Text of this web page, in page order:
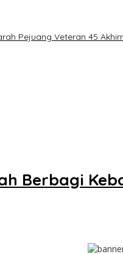
Pejuang Veteran 45
Berbagi